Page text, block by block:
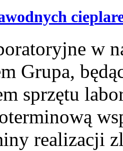
w
Grupa,
sprzętu
realizacji